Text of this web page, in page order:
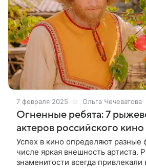
7 февраля 2025 Ольга Чечеватова
Огненные ребята: 7
актеров российского кино
Успех в кино определяют разные
числе яркая внешность артиста.
знаменитости всегда